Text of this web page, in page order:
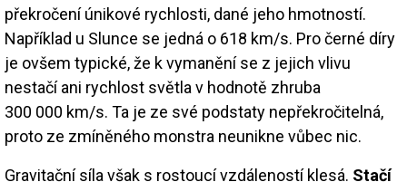
překročení únikové rychlosti, dané jeho hmotností.
Například u Slunce se jedná o 618 km/s. Pro černé díry
je ovšem typické, že k vymanění se z jejich vlivu
nestačí ani rychlost světla v hodnotě zhruba
300 000 km/s. Ta je ze své podstaty nepřekročitelná,
proto ze zmíněného monstra neunikne vůbec nic.
Gravitační síla však s rostoucí vzdáleností klesá. Stačí